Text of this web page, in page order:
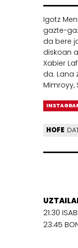
Igotz
gazte-
da bere
diskoan
Xabier
da. Lana
Mimroyy,
HOFE
21:30
23:45